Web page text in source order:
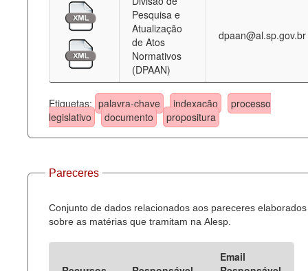
Pesquisa e
Atualização
de Atos
Normativos
(DPAAN)
dpaan@al.sp.gov.br
Etiquetas: palavra-chave indexação
processo
legislativo
documento propositura
Pareceres
Conjunto de dados relacionados aos pareceres elaborados
sobre as matérias que tramitam na Alesp.
Email